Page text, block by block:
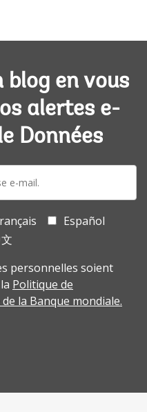
blog en vous
alertes e-
Données
Español
personnelles soient
Politique de
la Banque mondiale.